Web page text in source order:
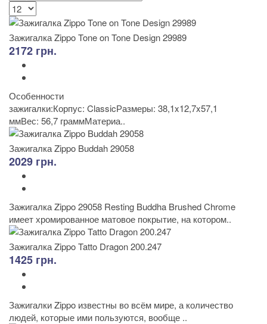
Зажигалка Zippo Tone on Tone Design 29989
2172 грн.
Особенности
зажигалки:Корпус: ClassicРазмеры: 38,1x12,7x57,1
ммВес: 56,7 граммМатериа..
Зажигалка Zippo Buddah 29058
2029 грн.
Зажигалка Zippo 29058 Resting Buddha Brushed Chrome
имеет хромированное матовое покрытие, на котором..
Зажигалка Zippo Tatto Dragon 200.247
1425 грн.
Зажигалки Zippo известны во всём мире, а количество
людей, которые ими пользуются, вообще ..